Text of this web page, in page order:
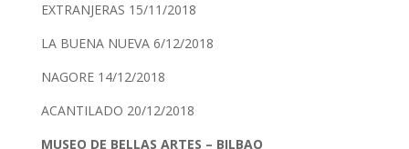
EXTRANJERAS 15/11/2018
LA BUENA NUEVA 6/12/2018
NAGORE 14/12/2018
ACANTILADO 20/12/2018
MUSEO DE BELLAS ARTES – BILBAO